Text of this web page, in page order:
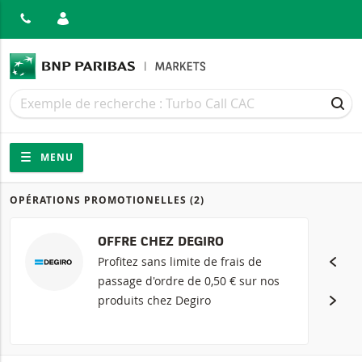
Recherche
Recherche
Navigation
Navigation sur le site
MENU
Produits
OPÉRATIONS PROMOTIONELLES (2)
OFFRE CHEZ DEGIRO
Profitez sans limite de frais de
passage d'ordre de 0,50 € sur nos
produits chez Degiro